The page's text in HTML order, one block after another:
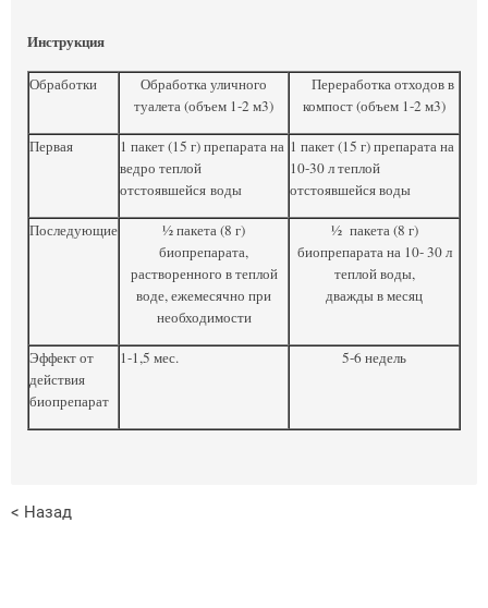
Инструкция
Обработки
Обработка уличного
туалета (объем 1-2 м3)
Переработка отходов в
компост (объем 1-2 м3)
Первая
1 пакет (15 г) препарата на
ведро теплой
отстоявшейся воды
1 пакет (15 г) препарата на
10-30 л теплой
отстоявшейся воды
Последующие
½ пакета (8 г)
биопрепарата,
растворенного в теплой
воде, ежемесячно при
необходимости
½ пакета (8 г)
биопрепарата на 10- 30 л
теплой воды,
дважды в месяц
Эффект от
действия
биопрепарат
1-1,5 мес. 5-6 недель
< Назад